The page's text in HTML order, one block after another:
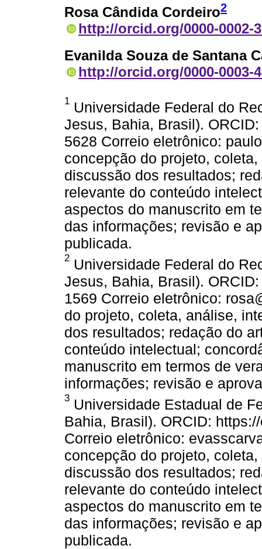
Rosa Cândida Cordeiro2
http://orcid.org/0000-0002-
Evanilda Souza de Santana
http://orcid.org/0000-0003-
1 Universidade Federal do
Jesus, Bahia, Brasil).
5628 Correio eletrônico:
concepção do projeto,
discussão dos resultados;
relevante do conteúdo
aspectos do manuscrito em
das informações; revisão e
publicada.
2 Universidade Federal do
Jesus, Bahia, Brasil).
1569 Correio eletrônico:
do projeto, coleta, análise,
dos resultados; redação do
conteúdo intelectual;
manuscrito em termos de
informações; revisão e
3 Universidade Estadual de
Bahia, Brasil). ORCID:
Correio eletrônico:
concepção do projeto,
discussão dos resultados;
relevante do conteúdo
aspectos do manuscrito em
das informações; revisão e
publicada.